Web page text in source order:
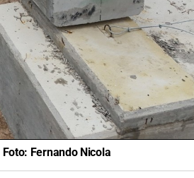
Foto: Fernando Nicola